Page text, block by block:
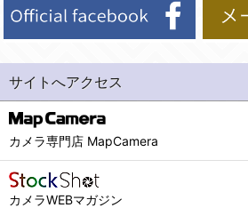
サイトへアクセス
カメラ専門店 MapCamera
カメラWEBマガジン